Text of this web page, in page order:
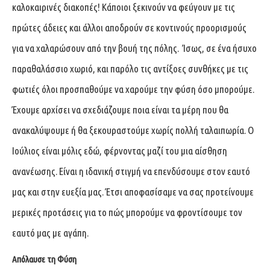
καλοκαιρινές διακοπές! Κάποιοι ξεκινούν να φεύγουν με τις
πρώτες άδειες και άλλοι αποδρούν σε κοντινούς προορισμούς
για να χαλαρώσουν από την βουή της πόλης. Ίσως, σε ένα ήσυχο
παραθαλάσσιο χωριό, και παρόλο τις αντίξοες συνθήκες με τις
φωτιές όλοι προσπαθούμε να χαρούμε την φύση όσο μπορούμε.
Έχουμε αρχίσει να σχεδιάζουμε ποια είναι τα μέρη που θα
ανακαλύψουμε ή θα ξεκουραστούμε χωρίς πολλή ταλαιπωρία. Ο
Ιούλιος είναι μόλις εδώ, φέρνοντας μαζί του μια αίσθηση
ανανέωσης. Είναι η ιδανική στιγμή να επενδύσουμε στον εαυτό
μας και στην ευεξία μας. Έτσι αποφασίσαμε να σας προτείνουμε
μερικές προτάσεις για το πώς μπορούμε να φροντίσουμε τον
εαυτό μας με αγάπη.
Απόλαυσε τη Φύση